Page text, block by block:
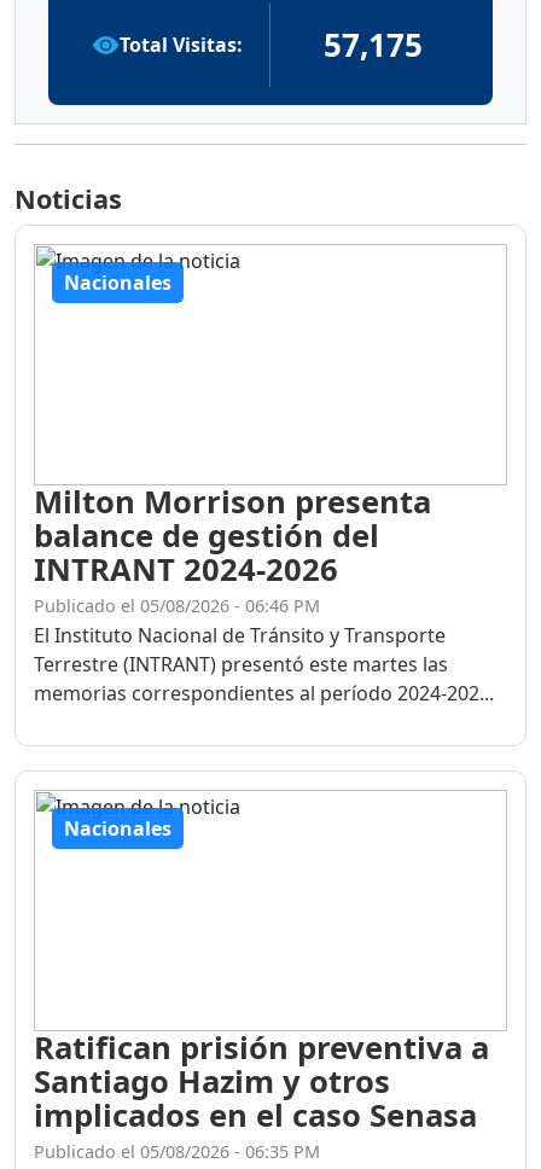
Total Visitas: 57,175
Noticias
Nacionales
Milton Morrison presenta
balance de gestión del
INTRANT 2024-2026
Publicado el 05/08/2026 - 06:46 PM
El Instituto Nacional de Tránsito y Transporte
Terrestre (INTRANT) presentó este martes las
memorias correspondientes al período 2024-202...
Nacionales
Ratifican prisión preventiva a
Santiago Hazim y otros
implicados en el caso Senasa
Publicado el 05/08/2026 - 06:35 PM